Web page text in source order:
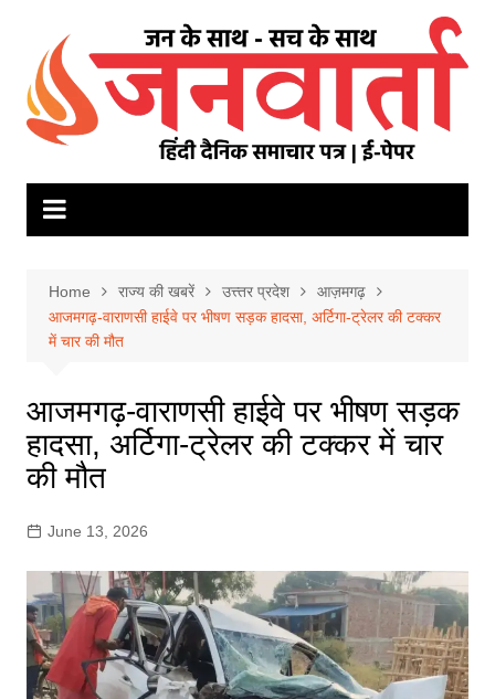
content
Home राज्य की खबरें उत्त्तर प्रदेश
आज़मगढ़
आजमगढ़-वाराणसी हाईवे पर भीषण सड़क हादसा, अर्टिगा-ट्रेलर की टक्कर
में चार की मौत
आजमगढ़-वाराणसी हाईवे पर भीषण सड़क
हादसा, अर्टिगा-ट्रेलर की टक्कर में चार
की मौत
June 13, 2026